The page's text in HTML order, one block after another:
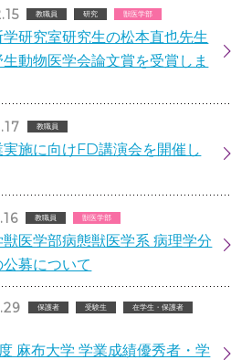
教職員 研究 獣医学部
研究室研究生の松本直也先生
動物医学会論文賞を受賞しま
教職員
施に向けFD講演会を開催し
教職員 獣医学部
医学部病態獣医学系 病理学分
募について
保護者 受験生 在学生・保護者
麻布大学 学業成績優秀者・学